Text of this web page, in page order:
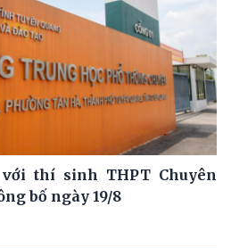
thí sinh THPT Chuyên
bố ngày 19/8